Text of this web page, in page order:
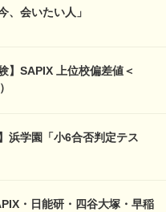
、会いたい人」
】SAPIX 上位校偏差値＜
浜学園「小6合否判定テス
・日能研・四谷大塚・早稲